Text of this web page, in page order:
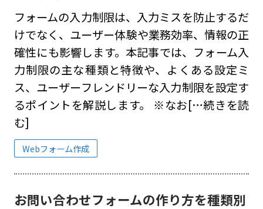
フォームの入力制限は、入力ミスを防止するだ
けでなく、ユーザー体験や業務効率、情報の正
確性にも影響します。本記事では、フォーム入
力制限の主な種類と特徴や、よくある設定ミ
ス、ユーザーフレンドリーな入力制限を設定す
るポイントを解説します。 ※なお[…続きを読
む]
Webフォーム作成
お問い合わせフォームの作り方を種類別